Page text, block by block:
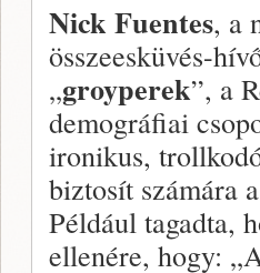
Nick Fuentes, a
összeesküvés-
„groyperek”, a
demográfiai
ironikus,
biztosít számára
Például tagadta,
ellenére, hogy: